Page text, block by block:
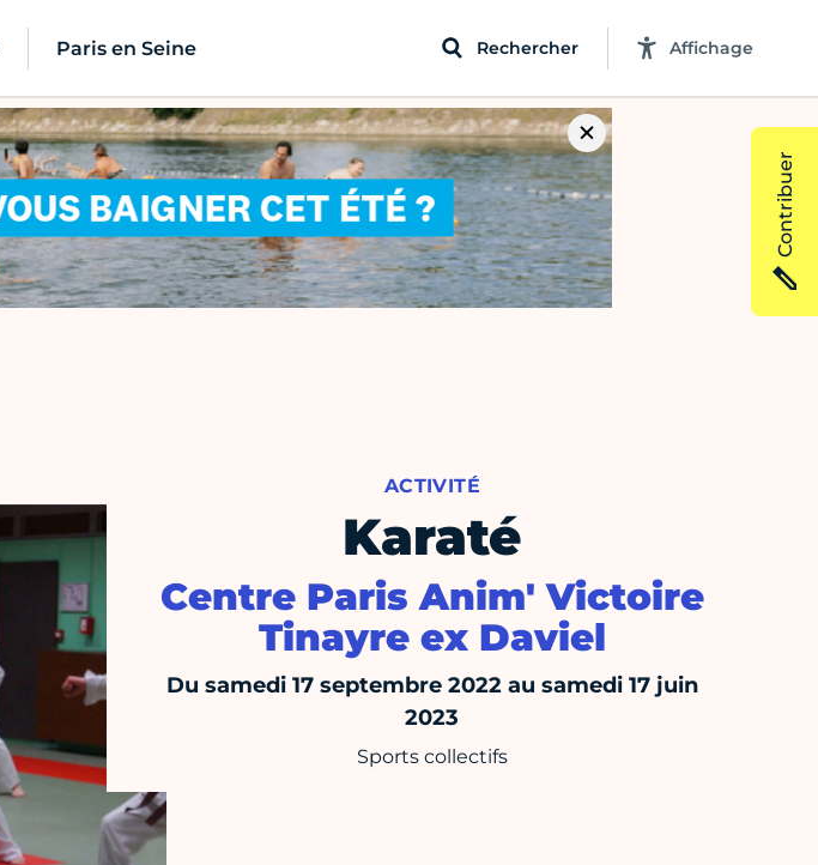
Paris en Seine Rechercher Affichage
ACTIVITÉ
Karaté
Centre Paris Anim' Victoire
Tinayre ex Daviel
Du samedi 17 septembre 2022 au samedi 17 juin
2023
Sports collectifs
Contribuer